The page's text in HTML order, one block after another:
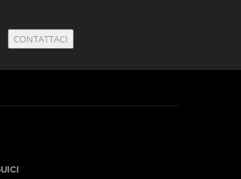
CONTATTACI